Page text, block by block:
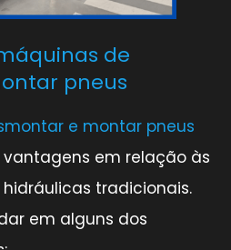
de
pneus
e montar pneus
em relação às
tradicionais.
em alguns dos